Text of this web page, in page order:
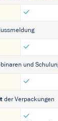
und
der Verpackungen